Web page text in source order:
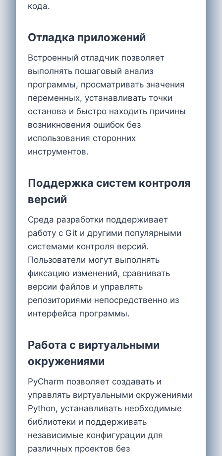
кода.
Отладка приложений
Встроенный отладчик позволяет
выполнять пошаговый анализ
программы, просматривать значения
переменных, устанавливать точки
останова и быстро находить причины
возникновения ошибок без
использования сторонних
инструментов.
Поддержка систем контроля
версий
Среда разработки поддерживает
работу с Git и другими популярными
системами контроля версий.
Пользователи могут выполнять
фиксацию изменений, сравнивать
версии файлов и управлять
репозиториями непосредственно из
интерфейса программы.
Работа с виртуальными
окружениями
PyCharm позволяет создавать и
управлять виртуальными окружениями
Python, устанавливать необходимые
библиотеки и поддерживать
независимые конфигурации для
различных проектов без